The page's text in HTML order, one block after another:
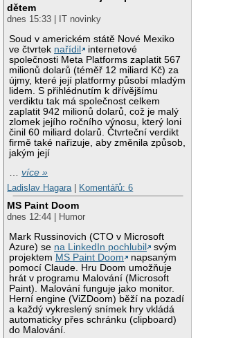
dětem
dnes 15:33 | IT novinky
Soud v americkém státě Nové Mexiko
ve čtvrtek nařídil
internetové
společnosti Meta Platforms zaplatit 567
milionů dolarů (téměř 12 miliard Kč) za
újmy, které její platformy působí mladým
lidem. S přihlédnutím k dřívějšímu
verdiktu tak má společnost celkem
zaplatit 942 milionů dolarů, což je malý
zlomek jejího ročního výnosu, který loni
činil 60 miliard dolarů. Čtvrteční verdikt
firmě také nařizuje, aby změnila způsob,
jakým její
…více »
Ladislav Hagara
Komentářů: 6
MS Paint Doom
dnes 12:44 | Humor
Mark Russinovich (CTO v Microsoft
Azure) se na LinkedIn pochlubil
svým
projektem MS Paint Doom
napsaným
pomocí Claude. Hru Doom umožňuje
hrát v programu Malování (Microsoft
Paint). Malování funguje jako monitor.
Herní engine (ViZDoom) běží na pozadí
a každý vykreslený snímek hry vkládá
automaticky přes schránku (clipboard)
do Malování.